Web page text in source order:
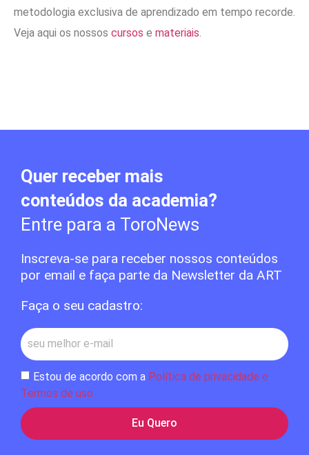
metodologia exclusiva de aprendizado em tempo recorde.
Veja aqui os nossos cursos e materiais.
Quer receber mais
conteúdos da academia?
Entre para a ToroNews
Inscreva-se para receber nossos conteúdos
por email e faça parte da Newsletter da ART
Faça o seu cadastro:
Estou de acordo com a Política de privacidade e
Termos de uso
Eu Quero